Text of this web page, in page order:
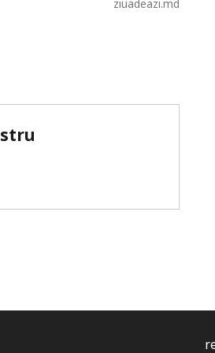
ziuadeazi.md